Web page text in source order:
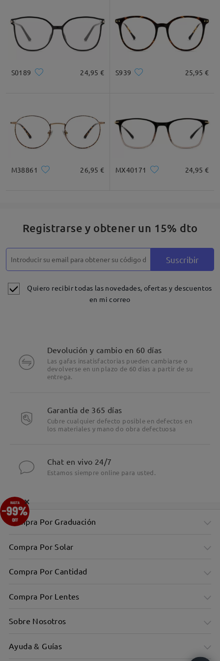
S0189 24,95 € S939 25,95 €
M38861 26,95 € MX40171 24,95 €
Registrarse y obtener un 15% dto
Suscribir
Quiero recibir todas las novedades, ofertas y descuentos
en mi correo
Devolución y cambio en 60 días
Las gafas insatisfactorias pueden cambiarse o
devolverse en un plazo de 60 días a partir de su
entrega.
Garantía de 365 días
Cubre cualquier defecto posible en defectos en
los materiales y mano do obra defectuosa
Chat en vivo 24/7
Estamos siempre online para usted.
Compra Por Graduación
Compra Por Solar
Compra Por Cantidad
Compra Por Lentes
Sobre Nosotros
Ayuda & Guías
×